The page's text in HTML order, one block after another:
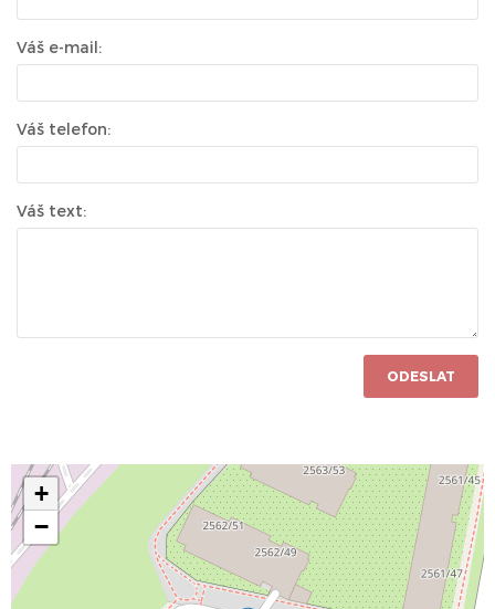
Váš e-mail:
Váš telefon:
Váš text:
ODESLAT
+
−